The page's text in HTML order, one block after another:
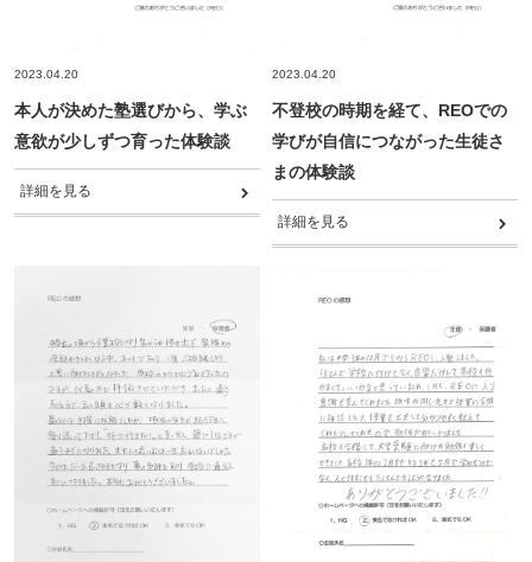
2023.04.20
本人が決めた塾選びから、学ぶ
意欲が少しずつ育った体験談
詳細を見る
2023.04.20
不登校の時期を経て、REOでの
学びが自信につながった生徒さ
まの体験談
詳細を見る